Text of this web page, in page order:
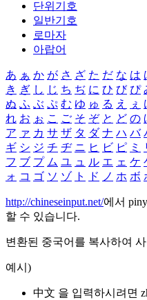
단위기호
일반기호
로마자
아랍어
あ ぁ か が さ ざ た だ な は
き ぎ し じ ち ぢ に ひ び ぴ
ぬ ふ ぶ ぷ む ゆ ゅ る え ぇ
れ お ぉ こ ご そ ぞ と ど の
ア ァ カ サ ザ タ ダ ナ ハ バ
ギ シ ジ チ ヂ ニ ヒ ビ ピ ミ
フ ブ プ ム ユ ュ ル エ ェ ケ
ォ コ ゴ ソ ゾ ト ド ノ ホ ボ
http://chineseinput.net/에서
할 수 있습니다.
변환된 중국어를 복사하여
예시)
中文 을 입력하시려면